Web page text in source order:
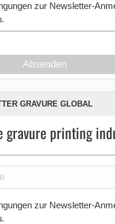
zur Newsletter-
Absenden
GRAVURE GLOBAL
gravure printing
zur Newsletter-